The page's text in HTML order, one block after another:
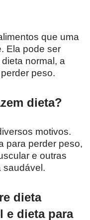
que uma
Ela pode ser
normal, a
peso.
dieta?
motivos.
para perder peso,
e outras
saudável.
dieta
e dieta para